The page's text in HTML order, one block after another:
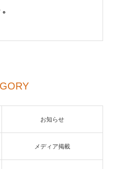
お知らせ
メディア掲載